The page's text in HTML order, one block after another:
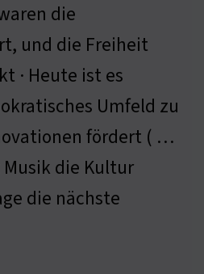
die
und die Freiheit
· Heute ist es
Umfeld zu
fördert ( …
die Kultur
die nächste